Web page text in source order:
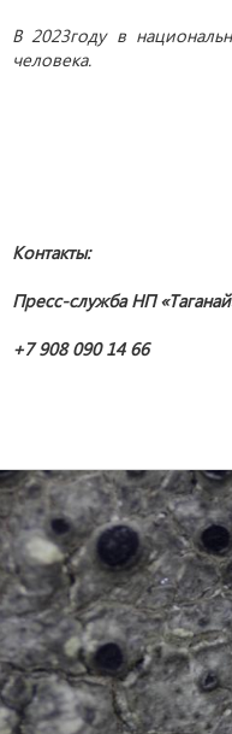
В 2023году в
человека.
Контакты:
Пресс-служба НП
+7 908 090 14 66